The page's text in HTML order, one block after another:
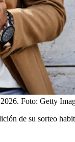
Foto: Getty
de su sorteo